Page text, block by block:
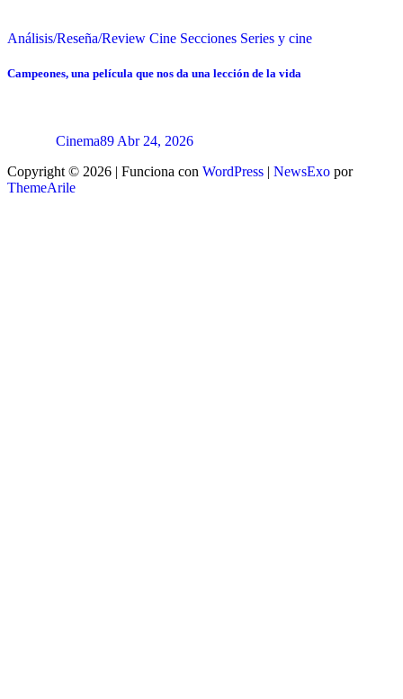
Análisis/Reseña/Review Cine Secciones Series y cine
Campeones, una película que nos da una lección de la vida
Cinema89 Abr 24, 2026
Copyright © 2026 | Funciona con WordPress | NewsExo por
ThemeArile